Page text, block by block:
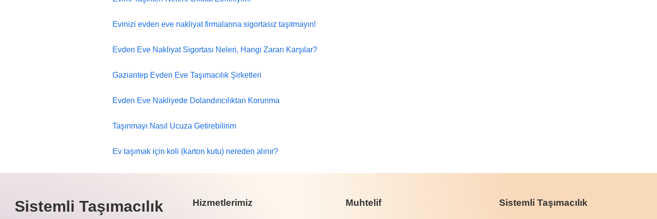
Evinizi evden eve nakliyat firmalarına sigortasız taşıtmayın!
Evden Eve Nakliyat Sigortası Neleri, Hangi Zararı Karşılar?
Gaziantep Evden Eve Taşımacılık Şirketleri
Evden Eve Nakliyede Dolandırıcılıktan Korunma
Taşınmayı Nasıl Ucuza Getirebilirim
Ev taşımak için koli (karton kutu) nereden alınır?
Sistemli Taşımacılık Hizmetlerimiz Muhtelif Sistemli Taşımacılık